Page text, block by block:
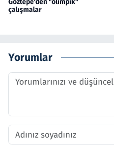
Göztepe'den "olimpik"
çalışmalar
Yorumlar